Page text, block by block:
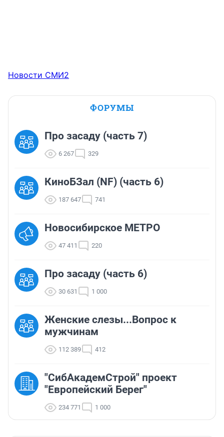
Новости СМИ2
ФОРУМЫ
Про засаду (часть 7)
6 267 329
КиноБЗал (NF) (часть 6)
187 647 741
Новосибирское МЕТРО
47 411 220
Про засаду (часть 6)
30 631 1 000
Женские слезы...Вопрос к
мужчинам
112 389 412
"СибАкадемСтрой" проект
"Европейский Берег"
234 771 1 000